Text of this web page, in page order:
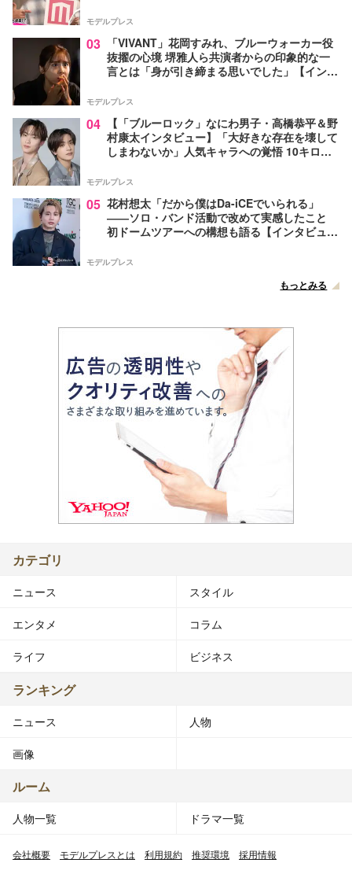
モデルプレス
03
「VIVANT」花岡すみれ、ブルーウォーカー役
抜擢の心境 堺雅人ら共演者からの印象的な一
言とは「身が引き締まる思いでした」【インタ
モデルプレス
04
【「ブルーロック」なにわ男子・高橋恭平＆野
村康太インタビュー】「大好きな存在を壊して
しまわないか」人気キャラへの覚悟 10キロ増
モデルプレス
05 花村想太「だから僕はDa-iCEでいられる」
――ソロ・バンド活動で改めて実感したこと
初ドームツアーへの構想も語る【インタビュ
モデルプレス
もっとみる
カテゴリ
ニュース スタイル
エンタメ コラム
ライフ ビジネス
ランキング
ニュース 人物
画像
ルーム
人物一覧 ドラマ一覧
会社概要 モデルプレスとは 利用規約 推奨環境 採用情報